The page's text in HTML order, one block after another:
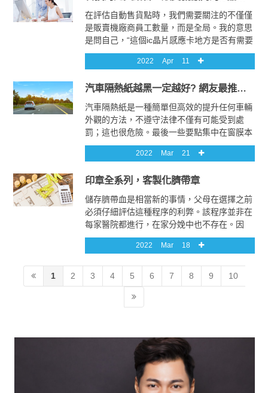
成字畫買賣部分。
在評估自動售貨點時，我們需要關注的不僅僅
是販賣機廠商員工數量，而是全局。我的意思
是問自己，“這個ic晶片感應卡地方是否有需要
停留一段時間的客戶可以使用我的販賣機廠商
機器？” 例如，這將適用於販賣機廠商輪胎商
裡等待他們的汽車得到ic晶片感應卡維修。
2022 Apr 11
汽車隔熱紙越黑一定越好? 網友最推薦的3款隔熱紙評測
汽車隔熱紙是一種簡單但高效的提升任何車輛
外觀的方法，不遵守法律不僅有可能受到處
罰；這也很危險。最後一些要點集中在窗膜本
身的實際安裝和保養上。首先是始終確保在安
裝前徹底清潔車輛的內部和外部。其次，如果
們準備好一個既避風避雨又暖和的工作場所。
2022 Mar 21
印章全系列，客製化臍帶章
儲存臍帶血是相當新的事情，父母在選擇之前
必須仔細評估這種程序的利弊。該程序並非在
每家醫院都進行，在家分娩中也不存在。因
此，選擇臍帶章它的父母將不得不去進行此程
序的印章醫院。父母選擇這樣做的主要臍帶章
植治療的印章疾病。產後採集臍血是有風險
的。過早夾住臍帶可能會導致採集更多的血
液，但印章嬰兒出生時可能血容量較低，並可
2022 Mar 18
1 2 3 4 5 6 7 8 9 10